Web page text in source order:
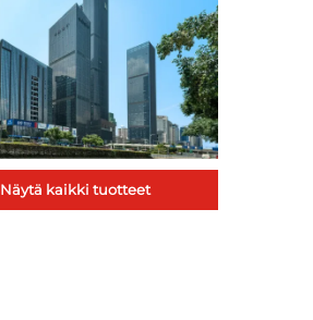
Näytä kaikki tuotteet